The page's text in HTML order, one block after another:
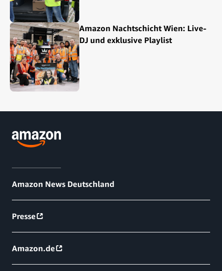
Amazon Nachtschicht Wien: Live-
DJ und exklusive Playlist
Amazon News Deutschland
Presse
Amazon.de